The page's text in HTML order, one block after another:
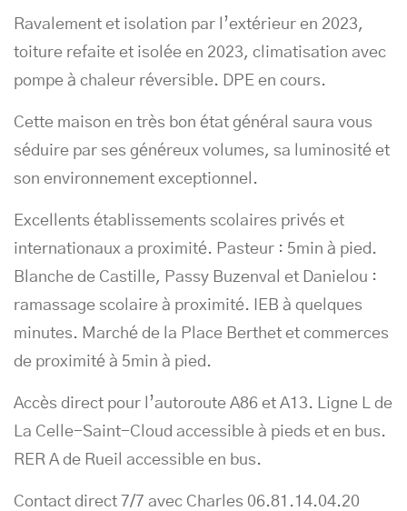
Ravalement et isolation par l’extérieur en 2023,
toiture refaite et isolée en 2023, climatisation avec
pompe à chaleur réversible. DPE en cours.
Cette maison en très bon état général saura vous
séduire par ses généreux volumes, sa luminosité et
son environnement exceptionnel.
Excellents établissements scolaires privés et
internationaux a proximité. Pasteur : 5min à pied.
Blanche de Castille, Passy Buzenval et Danielou :
ramassage scolaire à proximité. IEB à quelques
minutes. Marché de la Place Berthet et commerces
de proximité à 5min à pied.
Accès direct pour l’autoroute A86 et A13. Ligne L de
La Celle-Saint-Cloud accessible à pieds et en bus.
RER A de Rueil accessible en bus.
Contact direct 7/7 avec Charles 06.81.14.04.20